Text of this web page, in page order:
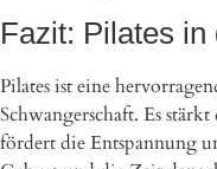
Fazit: Pilates
Pilates ist eine
Schwangerschaft. Es
fördert die Entspannung